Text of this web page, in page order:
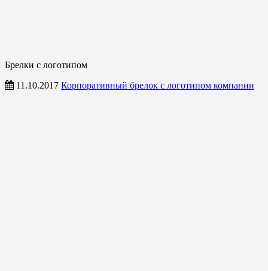
Брелки с логотипом
11.10.2017 Корпоративный брелок с логотипом компании